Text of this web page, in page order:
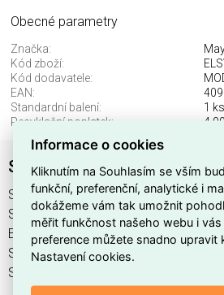
Obecné parametry
Značka:
Kód zboží:
Kód dodavatele:
EAN:
Standardní balení:
1 ks
Recyklační poplatek:
Svítidlo MOD175WL-01B
Svítidlo MOD175WL-01B najdete v
Svítidla, světelné zdroje a LED
EAN 4099776042495, kód dodavatele
Svítidlo MOD175WL-01B nabízíme od
Svítidlo MOD175WL-01B je
Informace o cookies
Kliknutím na Souhlasím se vším
funkční, preferenční, analytické i
dokážeme vám tak umožnit
měřit funkčnost našeho webu i
preference můžete snadno upravit
Nastavení cookies.